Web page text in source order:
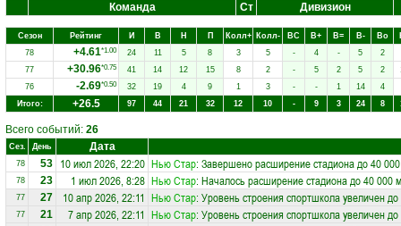
Команда Ст Дивизион
Сезон Рейтинг И В Н П Колл+ Колл- ВC В+ В= В- Вo
78
+4.61*1.00 24 11 5 8 3 5 - 4 - 5
2
77
+30.96*0.75 41 14 12 15 8 2 - 5 2 5 2
76
-2.69*0.50 32 19 4 9 1 3 - - 1 14
4
Итого:
+26.5 97 44 21 32 12 10 - 9 3 24 8
Всего событий: 26
Сез. День Дата
78 53 10 июл 2026, 22:20 Нью Стар: Завершено расширение стадиона до 40
78 23 1 июл 2026, 8:28 Нью Стар: Началось расширение стадиона до 40 000
77 27 10 апр 2026, 22:11 Нью Стар: Уровень строения спортшкола увеличен
77 21 7 апр 2026, 22:11 Нью Стар: Уровень строения спортшкола увеличен